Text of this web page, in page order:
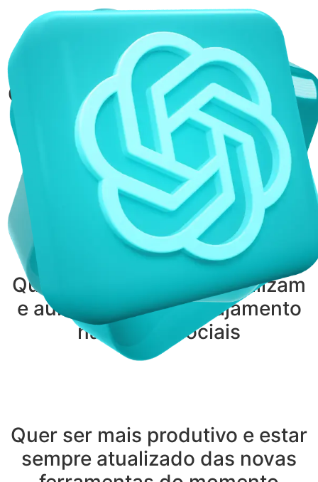
Para quem éo Curso
Crescimento Acelerado com IA?
Deseja dominar do zero
ferramentas de IA de forma
prática e sem complicações
Quer criar vídeos que viralizam
e aumentam seu engajamento
nas redes sociais
Quer ser mais produtivo e estar
sempre atualizado das novas